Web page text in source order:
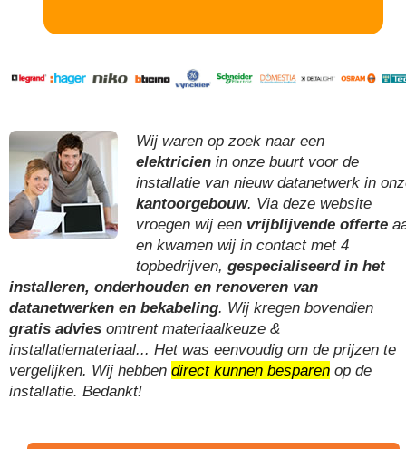
Wij waren op zoek naar een
elektricien in onze buurt voor de
installatie van nieuw datanetwerk in
kantoorgebouw. Via deze website
vroegen wij een vrijblijvende offerte
en kwamen wij in contact met 4
topbedrijven, gespecialiseerd in het
installeren, onderhouden en renoveren van
datanetwerken en bekabeling. Wij kregen bovendien
gratis advies omtrent materiaalkeuze &
installatiemateriaal... Het was eenvoudig om de prijzen te
vergelijken. Wij hebben direct kunnen besparen op de
installatie. Bedankt!